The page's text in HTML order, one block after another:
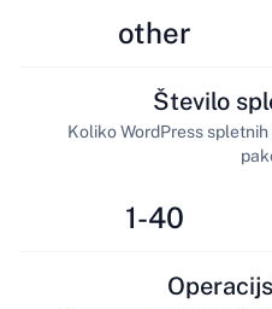
other
1-40
Število
Koliko WordPress